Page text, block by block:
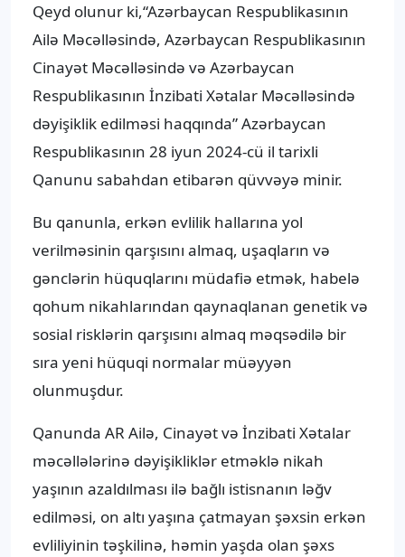
Qeyd olunur ki,“Azərbaycan Respublikasının
Ailə Məcəlləsində, Azərbaycan Respublikasının
Cinayət Məcəlləsində və Azərbaycan
Respublikasının İnzibati Xətalar Məcəlləsində
dəyişiklik edilməsi haqqında” Azərbaycan
Respublikasının 28 iyun 2024-cü il tarixli
Qanunu sabahdan etibarən qüvvəyə minir.
Bu qanunla, erkən evlilik hallarına yol
verilməsinin qarşısını almaq, uşaqların və
gənclərin hüquqlarını müdafiə etmək, habelə
qohum nikahlarından qaynaqlanan genetik və
sosial risklərin qarşısını almaq məqsədilə bir
sıra yeni hüquqi normalar müəyyən
olunmuşdur.
Qanunda AR Ailə, Cinayət və İnzibati Xətalar
məcəllələrinə dəyişikliklər etməklə nikah
yaşının azaldılması ilə bağlı istisnanın ləğv
edilməsi, on altı yaşına çatmayan şəxsin erkən
evliliyinin təşkilinə, həmin yaşda olan şəxs